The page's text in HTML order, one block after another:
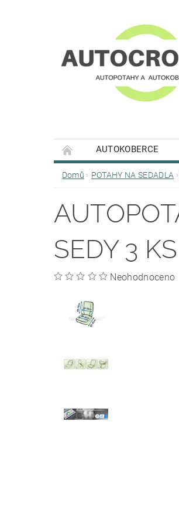
AUTOKOBERCE
Domů POTAHY NA SEDADLA
SEDY 3 KS
Neohodnoceno